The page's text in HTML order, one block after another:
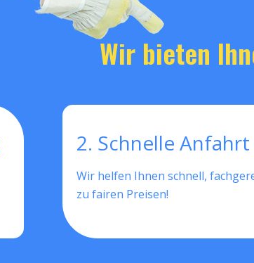
Wir bieten
2. Schnelle Anfahrt
Wir helfen Ihnen schnell,
zu fairen Preisen!